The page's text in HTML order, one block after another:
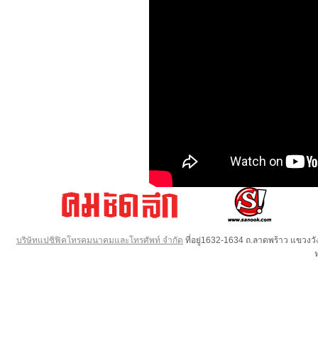
บริษัทแปซิฟิคโทรคมนาคมและโทรศัพท์ จำกัด ที่อยู่1632-1634 ถ.ลาดพร้าว แขวง